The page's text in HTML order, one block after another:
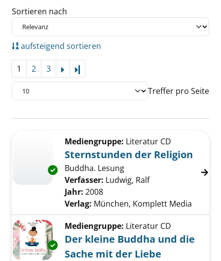
Sortieren nach
aufsteigend sortieren
1 2 3
Treffer pro Seite
Zu den Suchfiltern springen
Exemplar-Details von Sternstunden der
Mediengruppe: Literatur CD
Sternstunden der Religion
Buddha. Lesung
Verfasser: Ludwig, RalfSuche nach
Jahr: 2008
Verlag: München, Komplett Media
Exemplar-Details von Der kleine Buddha
Mediengruppe: Literatur CD
Der kleine Buddha und die
Sache mit der Liebe